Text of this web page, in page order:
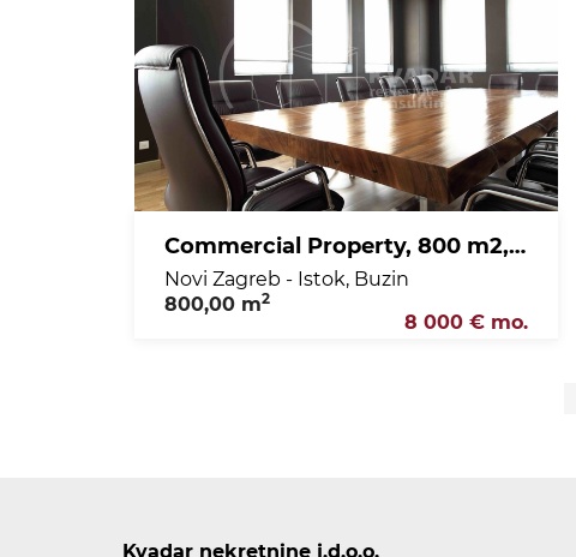
Commercial Property, 800 m2, For Rent, Novi Zagreb - Istok - Buzin
Novi Zagreb - Istok, Buzin
800,00 m2
8 000 € mo.
Kvadar nekretnine j.d.o.o.